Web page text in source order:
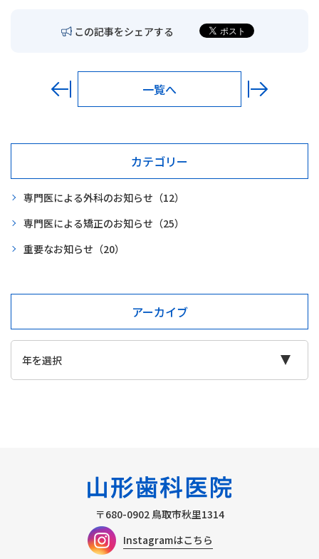
この記事をシェアする
一覧へ
カテゴリー
専門医による外科のお知らせ （12）
専門医による矯正のお知らせ （25）
重要なお知らせ （20）
アーカイブ
〒680-0902 鳥取市秋里1314
Instagramはこちら